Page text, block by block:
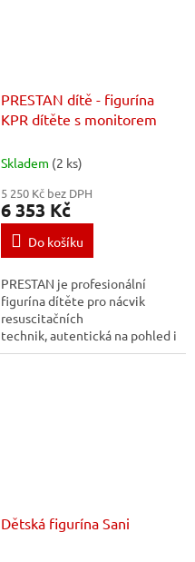
PRESTAN dítě - figurína
KPR dítěte s monitorem
Skladem (2 ks)
5 250 Kč bez DPH
6 353 Kč
Do košíku
PRESTAN je profesionální
figurína dítěte pro nácvik
resuscitačních
technik, autentická na pohled i
pohmat. Prestan KPR monitor
Dětská figurína Sani